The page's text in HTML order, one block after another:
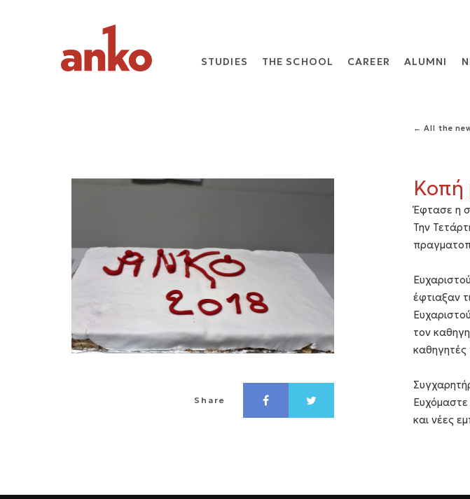
STUDIES THE SCHOOL CARΕER ALUMNI
Share
← All the
Κοπή
Έφτασε η
Την
έφτιαξαν
τον
καθηγητές
Ευχόμαστε
και νέες